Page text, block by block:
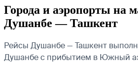
Города и аэропорты на
Душанбе — Ташкент
Рейсы Душанбе — Ташкент
Душанбе с прибытием в Южный